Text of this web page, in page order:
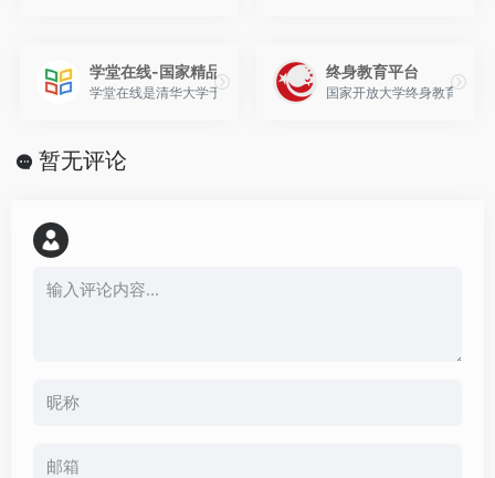
学堂在线-国家精品在线课程学习平台
学堂在线是清华大学于2013年10月发起建立的慕课平台
终身教育平台
国家开放大学终身教育平台
暂无评论